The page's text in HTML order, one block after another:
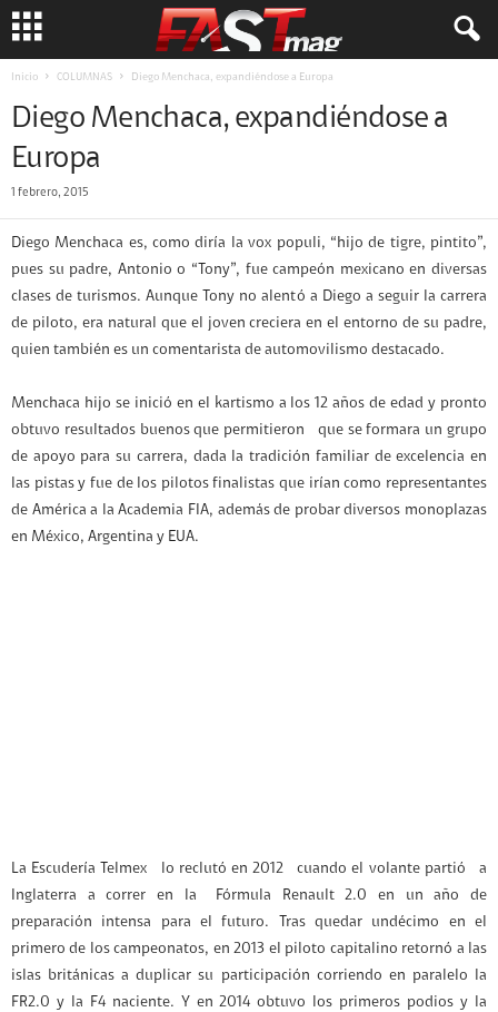
Inicio COLUMNAS Diego Menchaca, expandiéndose a Europa
Diego Menchaca, expandiéndose a
Europa
1 febrero, 2015
Diego Menchaca es, como diría la vox populi, “hijo de tigre, pintito”,
pues su padre, Antonio o “Tony”, fue campeón mexicano en diversas
clases de turismos. Aunque Tony no alentó a Diego a seguir la carrera
de piloto, era natural que el joven creciera en el entorno de su padre,
quien también es un comentarista de automovilismo destacado.
Menchaca hijo se inició en el kartismo a los 12 años de edad y pronto
obtuvo resultados buenos que permitieron que se formara un grupo
de apoyo para su carrera, dada la tradición familiar de excelencia en
las pistas y fue de los pilotos finalistas que irían como representantes
de América a la Academia FIA, además de probar diversos monoplazas
en México, Argentina y EUA.
La Escudería Telmex lo reclutó en 2012 cuando el volante partió a
Inglaterra a correr en la Fórmula Renault 2.0 en un año de
preparación intensa para el futuro. Tras quedar undécimo en el
primero de los campeonatos, en 2013 el piloto capitalino retornó a las
islas británicas a duplicar su participación corriendo en paralelo la
FR2.0 y la F4 naciente. Y en 2014 obtuvo los primeros podios y la